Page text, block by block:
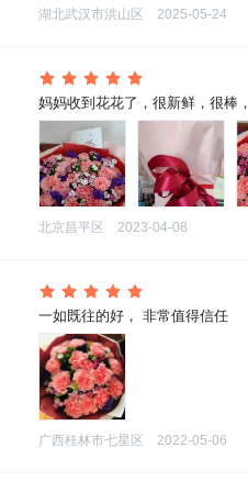
湖北武汉市洪山区 2025-05-24
妈妈收到花花了，很新鲜，很棒，
北京昌平区 2023-04-08
一如既往的好， 非常值得信任
广西桂林市七星区 2022-05-06